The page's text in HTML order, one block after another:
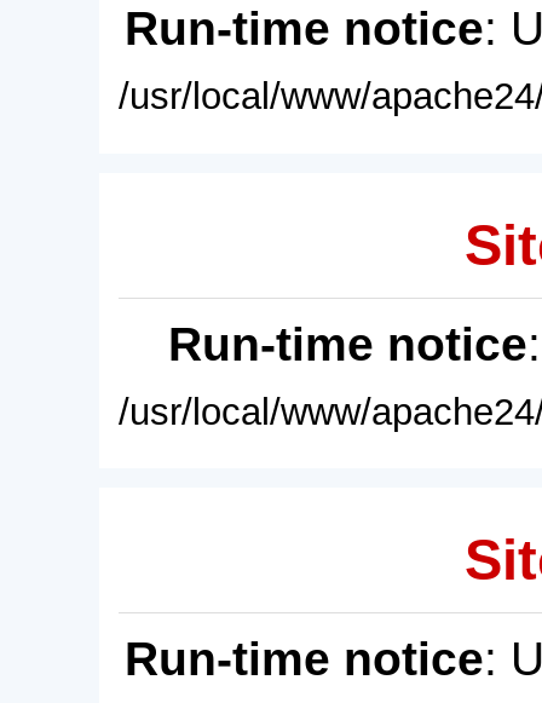
Run-time notice:
/usr/local/www/
Run-time notice
/usr/local/www/
Run-time notice: